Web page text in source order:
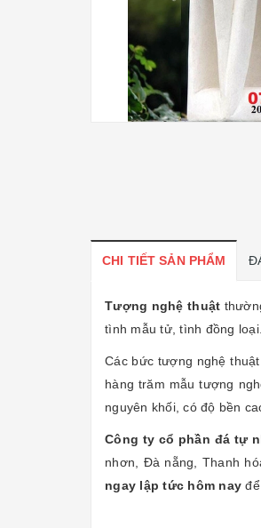
CHI TIẾT SẢN PHẨM
Tượng nghệ thuật
tình mẫu tử, tình đồng
Các bức tượng nghệ
hàng trăm mẫu tượng
nguyên khối, có độ bền
Công ty cổ phần đá tự
nhơn, Đà nẵng, Thanh
ngay lập tức hôm nay